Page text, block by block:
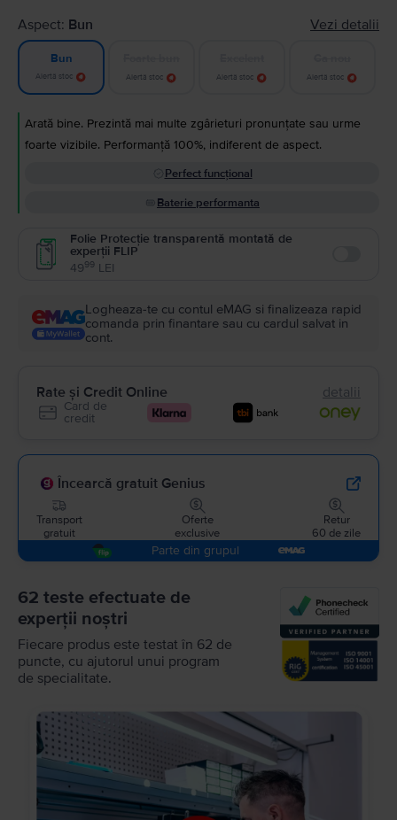
Aspect: Bun Vezi detalii
Bun
Alertă stoc Alertă stoc Alertă stoc Alertă stoc
Arată bine. Prezintă mai multe zgârieturi pronunțate sau urme
foarte vizibile. Performanță 100%, indiferent de aspect.
Perfect funcțional
Baterie performanta
Folie Protecție transparentă montată de
experții FLIP
4999 LEI
Logheaza-te cu contul eMAG si finalizeaza rapid
comanda prin finantare sau cu cardul salvat in
cont.
Rate și Credit Online detalii
Card de
credit
Încearcă gratuit Genius
Transport
gratuit
Oferte
exclusive
Retur
60 de zile
Parte din grupul
62 teste efectuate de
experții noștri
Fiecare produs este testat în 62 de
puncte, cu ajutorul unui program
de specialitate.